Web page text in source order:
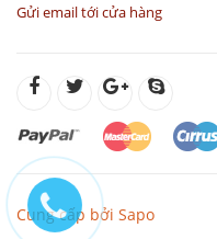
Gửi email tới cửa hàng
Cung cấp bởi Sapo